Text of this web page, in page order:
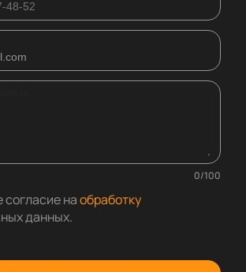
0/100
наобработку
данных.